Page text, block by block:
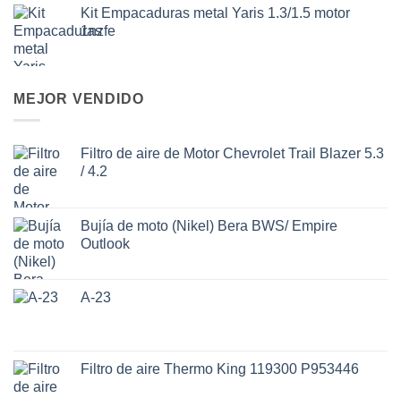
Kit Empacaduras metal Yaris 1.3/1.5 motor
1nzfe
MEJOR VENDIDO
Filtro de aire de Motor Chevrolet Trail Blazer 5.3
/ 4.2
Bujía de moto (Nikel) Bera BWS/ Empire
Outlook
A-23
Filtro de aire Thermo King 119300 P953446